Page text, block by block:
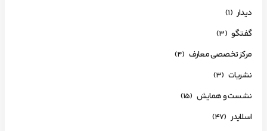
دیدار (1)
گفتگو (3)
مرکز تخصصی معارف (4)
نشریات (3)
نشست و همایش (15)
اسلایدر (47)